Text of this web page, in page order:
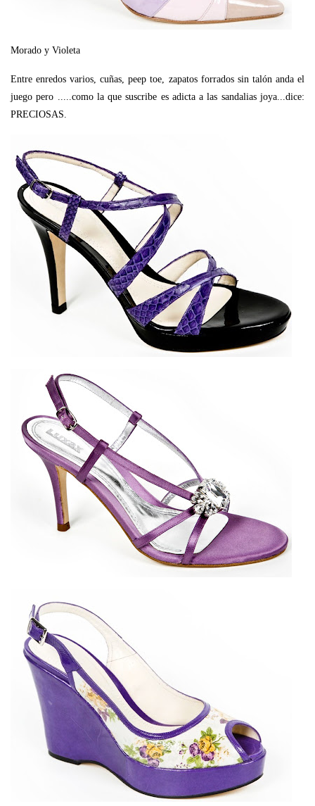
Morado y Violeta
Entre enredos varios, cuñas, peep toe, zapatos forrados sin talón anda el
juego pero .....como la que suscribe es adicta a las sandalias joya...dice:
PRECIOSAS.